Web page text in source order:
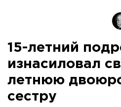
15-летний
изнасиловал
летнюю
сестру